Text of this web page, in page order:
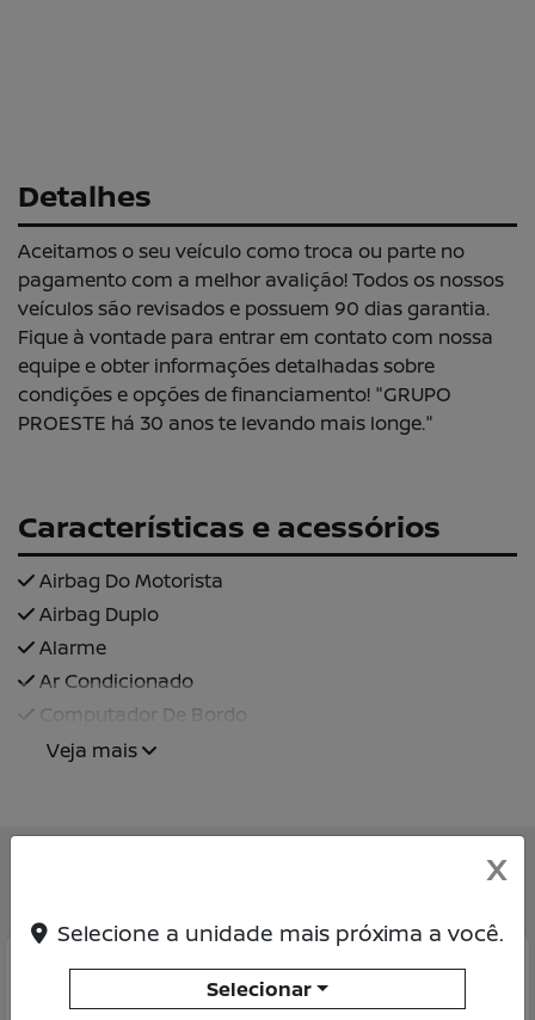
Detalhes
Aceitamos o seu veículo como troca ou parte no
pagamento com a melhor avalição! Todos os nossos
veículos são revisados e possuem 90 dias garantia.
Fique à vontade para entrar em contato com nossa
equipe e obter informações detalhadas sobre
condições e opções de financiamento! "GRUPO
PROESTE há 30 anos te levando mais longe."
Características e acessórios
Airbag Do Motorista
Airbag Duplo
Alarme
Ar Condicionado
Computador De Bordo
Veja mais
X
Selecione a unidade mais próxima a você.
Selecionar